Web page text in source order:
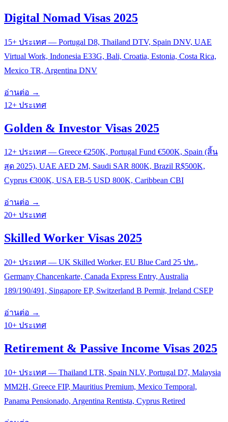
Digital Nomad Visas 2025
15+ ประเทศ — Portugal D8, Thailand DTV, Spain DNV, UAE
Virtual Work, Indonesia E33G, Bali, Croatia, Estonia, Costa Rica,
Mexico TR, Argentina DNV
อ่านต่อ →
12+ ประเทศ
Golden & Investor Visas 2025
12+ ประเทศ — Greece €250K, Portugal Fund €500K, Spain (สิ้น
สุด 2025), UAE AED 2M, Saudi SAR 800K, Brazil R$500K,
Cyprus €300K, USA EB-5 USD 800K, Caribbean CBI
อ่านต่อ →
20+ ประเทศ
Skilled Worker Visas 2025
20+ ประเทศ — UK Skilled Worker, EU Blue Card 25 ปท.,
Germany Chancenkarte, Canada Express Entry, Australia
189/190/491, Singapore EP, Switzerland B Permit, Ireland CSEP
อ่านต่อ →
10+ ประเทศ
Retirement & Passive Income Visas 2025
10+ ประเทศ — Thailand LTR, Spain NLV, Portugal D7, Malaysia
MM2H, Greece FIP, Mauritius Premium, Mexico Temporal,
Panama Pensionado, Argentina Rentista, Cyprus Retired